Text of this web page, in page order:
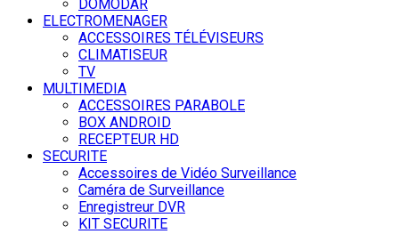
DOMODAR
ELECTROMENAGER
ACCESSOIRES TÉLÉVISEURS
CLIMATISEUR
TV
MULTIMEDIA
ACCESSOIRES PARABOLE
BOX ANDROID
RECEPTEUR HD
SECURITE
Accessoires de Vidéo Surveillance
Caméra de Surveillance
Enregistreur DVR
KIT SECURITE